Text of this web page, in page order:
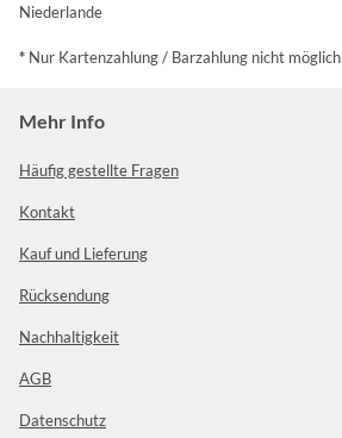
Niederlande
* Nur Kartenzahlung / Barzahlung nicht möglich
Mehr Info
Häufig gestellte Fragen
Kontakt
Kauf und Lieferung
Rücksendung
Nachhaltigkeit
AGB
Datenschutz